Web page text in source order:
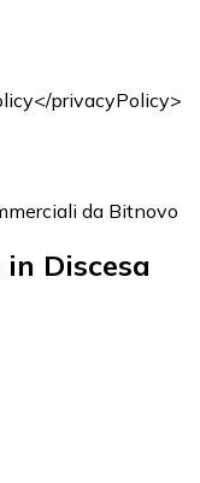
privacyPolicy>
da Bitnovo
Discesa